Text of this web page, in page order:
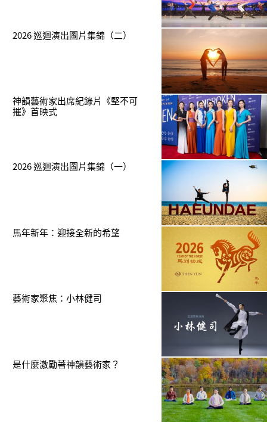
2026 巡迴演出圖片集錦（二）
神韻藝術家出席紀錄片《堅不可
摧》首映式
2026 巡迴演出圖片集錦（一）
馬年新年：迎接全新的希望
藝術家聚焦：小林健司
是什麼激勵著神韻藝術家？